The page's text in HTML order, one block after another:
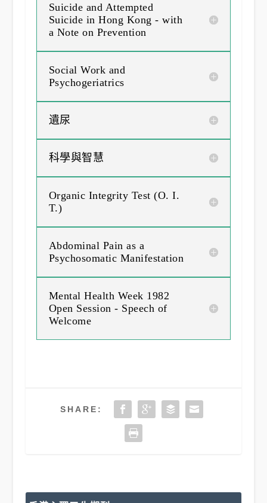
Suicide and Attempted
Suicide in Hong Kong - with
a Note on Prevention
Social Work and
Psychogeriatrics
遺尿
科學與智慧
Organic Integrity Test (O. I.
T.)
Abdominal Pain as a
Psychosomatic Manifestation
Mental Health Week 1982
Open Session - Speech of
Welcome
SHARE: